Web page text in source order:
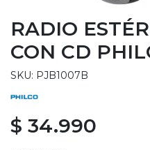
RADIO
CON CD
SKU: PJB1007B
$ 34.990